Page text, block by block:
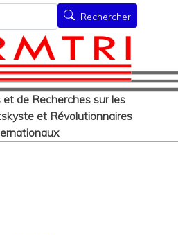
au
contenu
principal
compte de
de Recherches sur les
et Révolutionnaires
Rechercher